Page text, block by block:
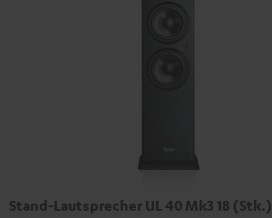
Stand-Lautsprecher UL 40 Mk3 18 (Stk.)